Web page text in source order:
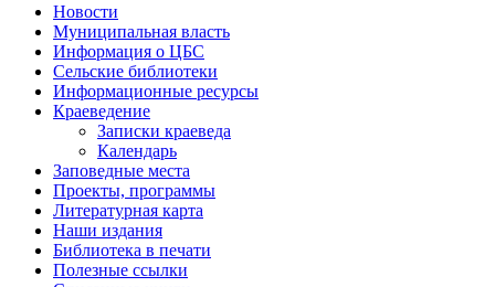
Новости
Муниципальная власть
Информация о ЦБС
Сельские библиотеки
Информационные ресурсы
Краеведение
Записки краеведа
Календарь
Заповедные места
Проекты, программы
Литературная карта
Наши издания
Библиотека в печати
Полезные ссылки